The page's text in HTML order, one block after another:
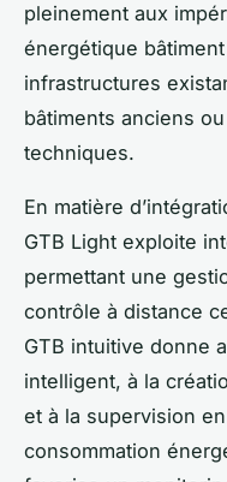
pleinement aux
énergétique
infrastructures
bâtiments anciens
techniques.
En matière
GTB Light exploite
permettant une
contrôle à distance
GTB intuitive donne
intelligent, à la
et à la supervision
consommation